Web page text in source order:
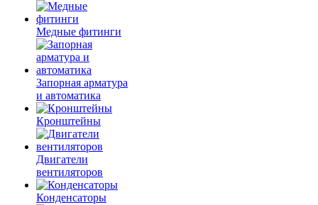
Медные фитинги
Запорная арматура
и автоматика
Кронштейны
Двигатели
вентиляторов
Конденсаторы